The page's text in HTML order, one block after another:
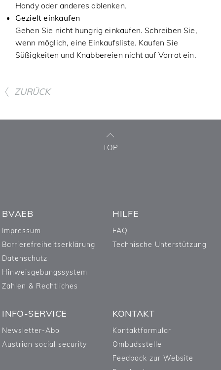
Handy oder anderes ablenken.
Gezielt einkaufen
Gehen Sie nicht hungrig einkaufen. Schreiben Sie,
wenn möglich, eine Einkaufsliste. Kaufen Sie
Süßigkeiten und Knabbereien nicht auf Vorrat ein.
ZURÜCK
TOP
BVAEB
Impressum
Barrierefreiheitserklärung
Datenschutz
Hinweisgebungssystem
Zahlen & Rechtliches
HILFE
FAQ
Technische Unterstützung
INFO-SERVICE
Newsletter-Abo
Austrian social security
KONTAKT
Kontaktformular
Ombudsstelle
Feedback zur Website